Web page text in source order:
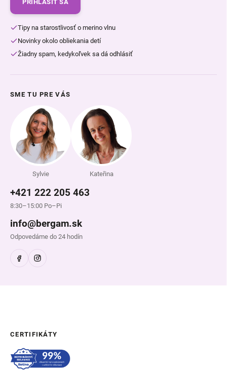
PRIHLÁSIŤ SA
Tipy na starostlivosť o merino vlnu
Novinky okolo obliekania detí
Žiadny spam, kedykoľvek sa dá odhlásiť
SME TU PRE VÁS
Sylvie Kateřina
+421 222 205 463
8:30–15:00 Po–Pi
info@bergam.sk
Odpovedáme do 24 hodín
CERTIFIKÁTY